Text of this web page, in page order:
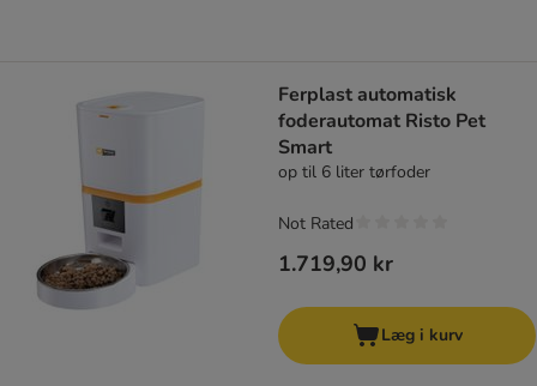
Ferplast automatisk
foderautomat Risto Pet
Smart
op til 6 liter tørfoder
1.719,90 kr
Not Rated
Læg i kurv